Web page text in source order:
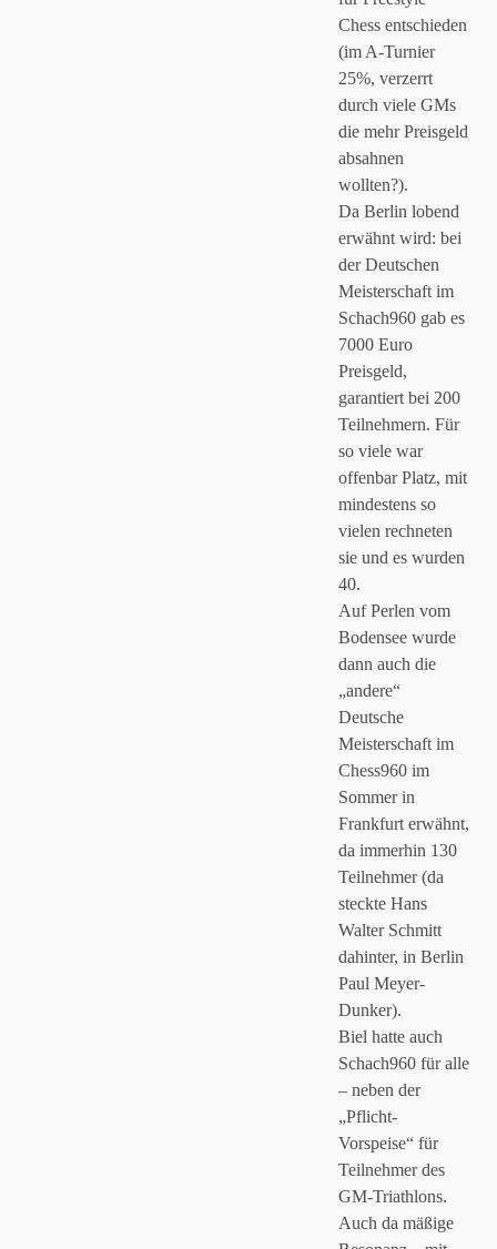
Chess entschieden
(im A-Turnier
25%, verzerrt
durch viele GMs
die mehr Preisgeld
absahnen
wollten?).
Da Berlin lobend
erwähnt wird: bei
der Deutschen
Meisterschaft im
Schach960 gab es
7000 Euro
Preisgeld,
garantiert bei 200
Teilnehmern. Für
so viele war
offenbar Platz, mit
mindestens so
vielen rechneten
sie und es wurden
40.
Auf Perlen vom
Bodensee wurde
dann auch die
„andere“
Deutsche
Meisterschaft im
Chess960 im
Sommer in
Frankfurt erwähnt,
da immerhin 130
Teilnehmer (da
steckte Hans
Walter Schmitt
dahinter, in Berlin
Paul Meyer-
Dunker).
Biel hatte auch
Schach960 für alle
– neben der
„Pflicht-
Vorspeise“ für
Teilnehmer des
GM-Triathlons.
Auch da mäßige